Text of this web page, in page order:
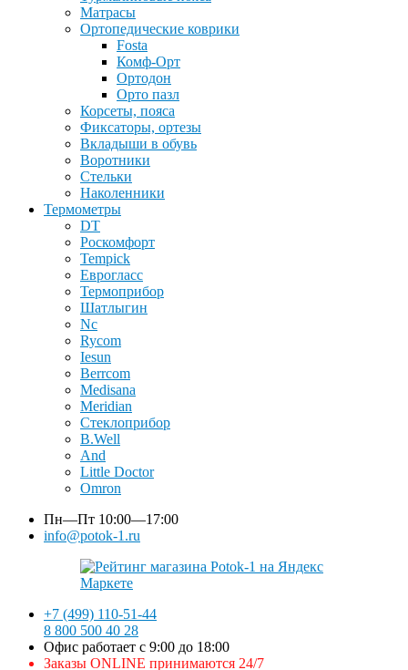
Матрасы
Ортопедические коврики
Fosta
Комф-Орт
Ортодон
Орто пазл
Корсеты, пояса
Фиксаторы, ортезы
Вкладыши в обувь
Воротники
Стельки
Наколенники
Термометры
DT
Роскомфорт
Tempick
Еврогласс
Термоприбор
Шатлыгин
Nc
Rycom
Iesun
Berrcom
Medisana
Meridian
Стеклоприбор
B.Well
And
Little Doctor
Omron
Пн—Пт 10:00—17:00
info@potok-1.ru
+7 (499) 110-51-44
8 800 500 40 28
Офис работает с 9:00 до 18:00
Заказы ONLINE принимаются 24/7